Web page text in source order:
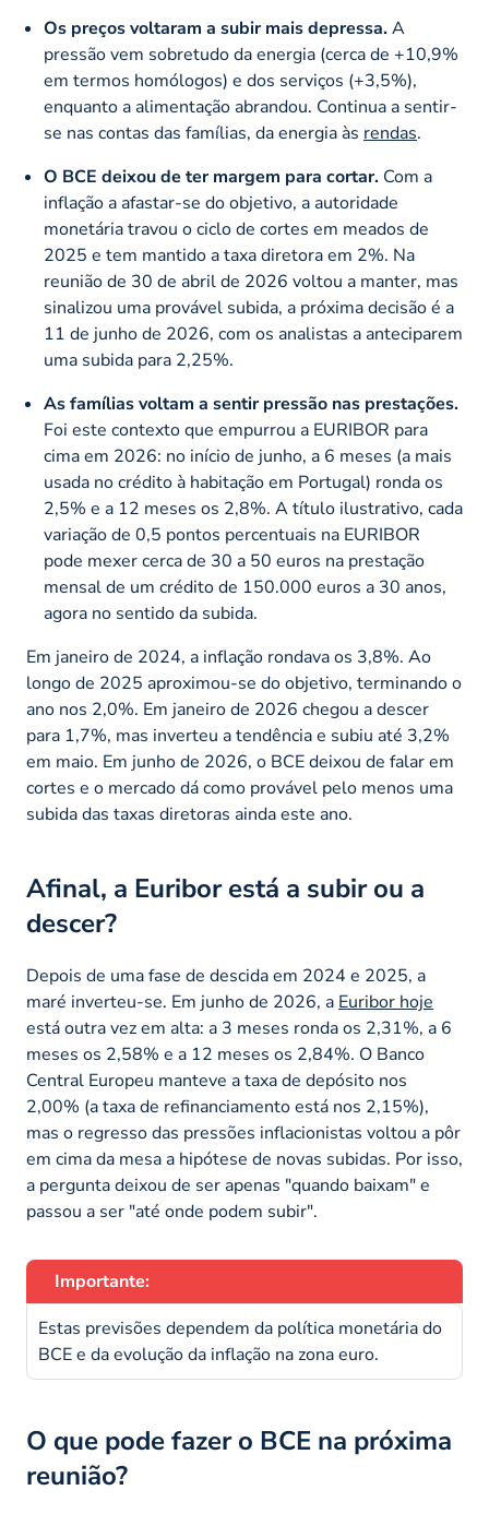
Os preços voltaram a subir mais depressa.A
pressão vem sobretudo da energia (cerca de +10,9%
em termos homólogos) e dos serviços (+3,5%),
enquanto a alimentação abrandou. Continua a sentir-
se nas contas das famílias, da energia às rendas.
O BCE deixou de ter margem para cortar. Com a
inflação a afastar-se do objetivo, a autoridade
monetária travou o ciclo de cortes em meados de
2025 e tem mantido a taxa diretora em 2%. Na
reunião de 30 de abril de 2026 voltou a manter, mas
sinalizou uma provável subida, a próxima decisão é a
11 de junho de 2026, com os analistas a anteciparem
uma subida para 2,25%.
As famílias voltam a sentir pressão nas prestações.
Foi este contexto que empurrou a EURIBOR para
cima em 2026: no início de junho, a 6 meses (a mais
usada no crédito à habitação em Portugal) ronda os
2,5% e a 12 meses os 2,8%. A título ilustrativo, cada
variação de 0,5 pontos percentuais na EURIBOR
pode mexer cerca de 30 a 50 euros na prestação
mensal de um crédito de 150.000 euros a 30 anos,
agora no sentido da subida.
Em janeiro de 2024, a inflação rondava os 3,8%. Ao
longo de 2025 aproximou-se do objetivo, terminando o
ano nos 2,0%. Em janeiro de 2026 chegou a descer
para 1,7%, mas inverteu a tendência e subiu até 3,2%
em maio. Em junho de 2026, o BCE deixou de falar em
cortes e o mercado dá como provável pelo menos uma
subida das taxas diretoras ainda este ano.
Afinal, a Euribor está a subir ou a
descer?
Depois de uma fase de descida em 2024 e 2025, a
maré inverteu-se. Em junho de 2026, a Euribor hoje
está outra vez em alta: a 3 meses ronda os 2,31%, a 6
meses os 2,58% e a 12 meses os 2,84%. O Banco
Central Europeu manteve a taxa de depósito nos
2,00% (a taxa de refinanciamento está nos 2,15%),
mas o regresso das pressões inflacionistas voltou a pôr
em cima da mesa a hipótese de novas subidas. Por isso,
a pergunta deixou de ser apenas "quando baixam" e
passou a ser "até onde podem subir".
Importante:
Estas previsões dependem da política monetária do
BCE e da evolução da inflação na zona euro.
O que pode fazer o BCE na próxima
reunião?